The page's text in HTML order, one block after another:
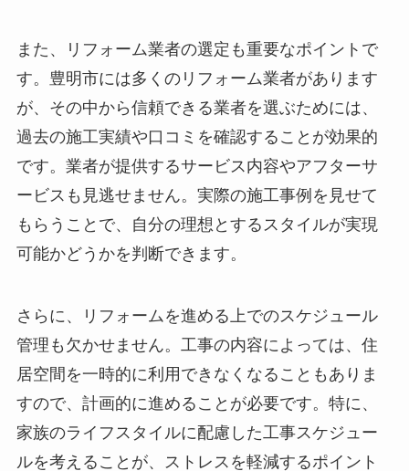
また、リフォーム業者の選定も重要なポイントで
す。豊明市には多くのリフォーム業者があります
が、その中から信頼できる業者を選ぶためには、
過去の施工実績や口コミを確認することが効果的
です。業者が提供するサービス内容やアフターサ
ービスも見逃せません。実際の施工事例を見せて
もらうことで、自分の理想とするスタイルが実現
可能かどうかを判断できます。
さらに、リフォームを進める上でのスケジュール
管理も欠かせません。工事の内容によっては、住
居空間を一時的に利用できなくなることもありま
すので、計画的に進めることが必要です。特に、
家族のライフスタイルに配慮した工事スケジュー
ルを考えることが、ストレスを軽減するポイント